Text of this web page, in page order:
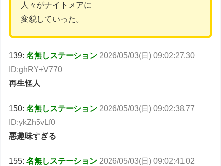
人々がナイトメアに
変貌していった。
139:名無しステーション 2026/05/03(日) 09:02:27.30
ID:ghRY+V770
再生怪人
150:名無しステーション 2026/05/03(日) 09:02:38.77
ID:ykZh5vLf0
悪趣味すぎる
155:名無しステーション 2026/05/03(日) 09:02:41.02